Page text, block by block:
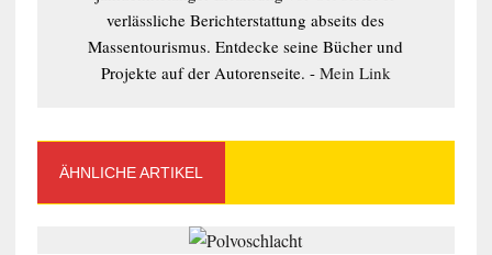
verlässliche Berichterstattung abseits des
Massentourismus. Entdecke seine Bücher und
Projekte auf der Autorenseite. - Mein Link
ÄHNLICHE ARTIKEL